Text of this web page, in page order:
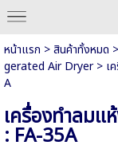
หน้าแรก >สินค้าทั้งหมด >
gerated Air Dryer> เ
A
เครื่องทำลมแ
: FA-35A